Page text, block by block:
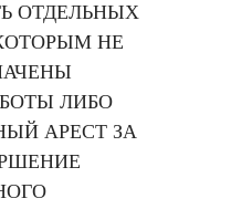
ОТДЕЛЬНЫХ
НЕ
ЛИБО
АРЕСТ ЗА